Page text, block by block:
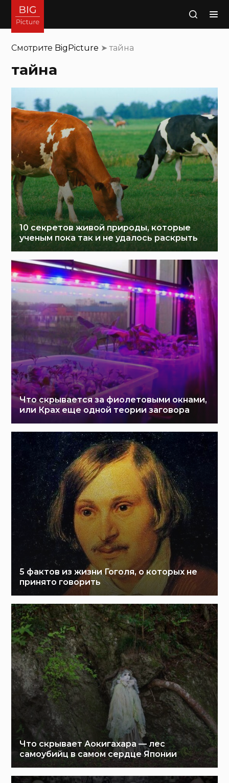
Поиск
Смотрите BigPicture ➤тайна
тайна
10 секретов живой природы, которые
ученым пока так и не удалось раскрыть
Что скрывается за фиолетовыми окнами,
или Крах еще одной теории заговора
5 фактов из жизни Гоголя, о которых не
принято говорить
Что скрывает Аокигахара — лес
самоубийц в самом сердце Японии